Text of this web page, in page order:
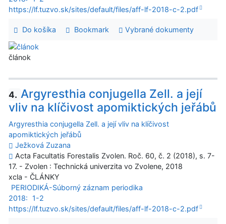
https://lf.tuzvo.sk/sites/default/files/aff-lf-2018-c-2.pdf
Do košíka Bookmark Vybrané dokumenty
článok
4. Argyresthia conjugella Zell. a její
vliv na klíčivost apomiktických jeřábů
Argyresthia conjugella Zell. a její vliv na klíčivost
apomiktických jeřábů
Ježková Zuzana
Acta Facultatis Forestalis Zvolen. Roč. 60, č. 2 (2018), s. 7-
17. - Zvolen : Technická univerzita vo Zvolene, 2018
xcla - ČLÁNKY
PERIODIKÁ-Súborný záznam periodika
2018:
1-2
https://lf.tuzvo.sk/sites/default/files/aff-lf-2018-c-2.pdf